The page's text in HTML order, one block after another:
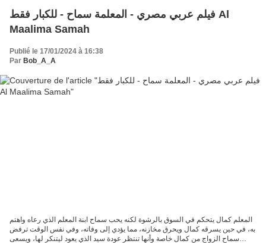
فيلم عربي مصري - المعلمة سماح - للكبار فقط Al
Maalima Samah
Publié le 17/01/2024 à 16:38
Par Bob_A_A
المعلم كمال يتحكم في السوق بالرشوة لكنه يحب سماح ابنة المعلم الذي رعاه واهتم
به، في حين يسرقه كمال ويحرق مخازنه، مما يؤدي إلى وفاته، وفي نفس الوقت ترفض
سماح الزواج من كمال خاصة وأنها تنتظر عودة سيد الذي يعود ليتنكر لها، ويسعى